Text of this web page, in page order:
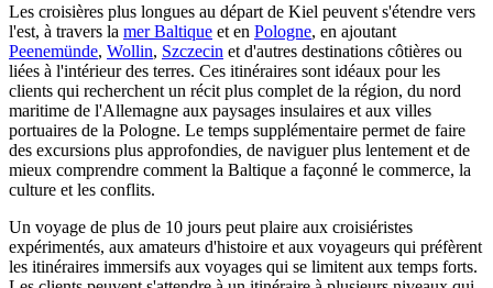
Les croisières plus longues au départ de Kiel peuvent s'étendre vers
l'est, à travers la mer Baltique et en Pologne, en ajoutant
Peenemünde, Wollin, Szczecin et d'autres destinations côtières ou
liées à l'intérieur des terres. Ces itinéraires sont idéaux pour les
clients qui recherchent un récit plus complet de la région, du nord
maritime de l'Allemagne aux paysages insulaires et aux villes
portuaires de la Pologne. Le temps supplémentaire permet de faire
des excursions plus approfondies, de naviguer plus lentement et de
mieux comprendre comment la Baltique a façonné le commerce, la
culture et les conflits.
Un voyage de plus de 10 jours peut plaire aux croisiéristes
expérimentés, aux amateurs d'histoire et aux voyageurs qui préfèrent
les itinéraires immersifs aux voyages qui se limitent aux temps forts.